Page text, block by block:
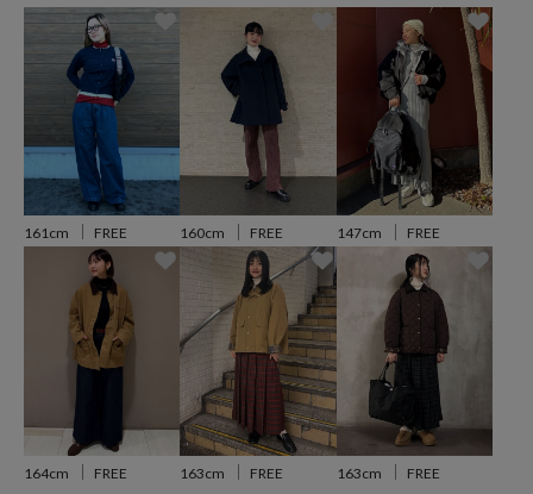
おすすめコーディネート
シンプルなタートルネックは冬のワードローブに備えておきたい。
シャツやジャケットにはもちろん、ベストやビスチェのインナーとし
ても活躍します。
カジュアル派は太めのミリタリーパンツやハイウエストデニムに合わ
せて、きれいめ派ならキャミワンピのインナーやフレアスカートに合
わせるのがオススメです。
薄手のニットなので秋口から春先まで長く着回しできる1着です。
※こちらの商品は、弊社管理上のカラーを表記しております為、タグ
のカラー表記と異なる記載となっております。
【サイト表記：タグ表記】
・オフホワイト：OFF
161cm FREE 160cm FREE 147cm FREE
164cm FREE 163cm FREE 163cm FREE